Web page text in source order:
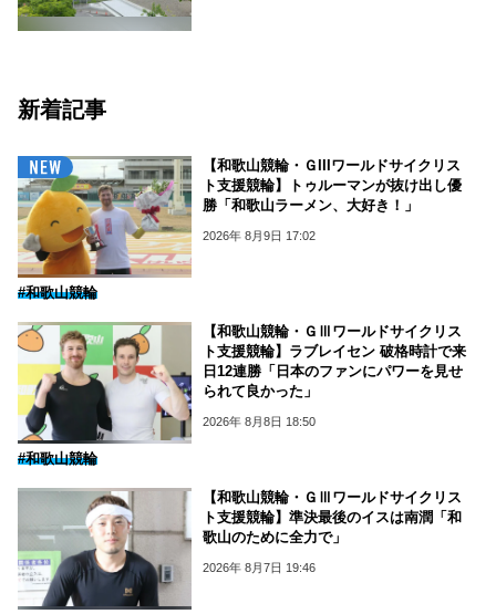
新着記事
【和歌山競輪・ＧIIIワールドサイクリス
ト支援競輪】トゥルーマンが抜け出し優
勝「和歌山ラーメン、大好き！」
2026年 8月9日 17:02
#和歌山競輪
【和歌山競輪・ＧⅢワールドサイクリス
ト支援競輪】ラブレイセン 破格時計で来
日12連勝「日本のファンにパワーを見せ
られて良かった」
2026年 8月8日 18:50
#和歌山競輪
【和歌山競輪・ＧⅢワールドサイクリス
ト支援競輪】準決最後のイスは南潤「和
歌山のために全力で」
2026年 8月7日 19:46